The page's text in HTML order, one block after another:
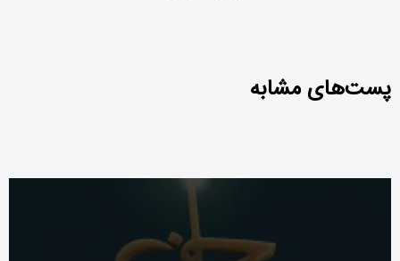
پست‌های مشابه
Caution_and_strategy_alongside_the-
luckcasinos_uk_deliver_informed_gaming_choice